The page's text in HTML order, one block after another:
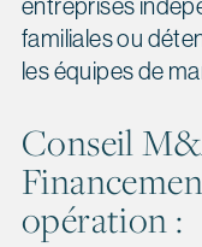
familiales ou
les équipes de
Conseil
opération :